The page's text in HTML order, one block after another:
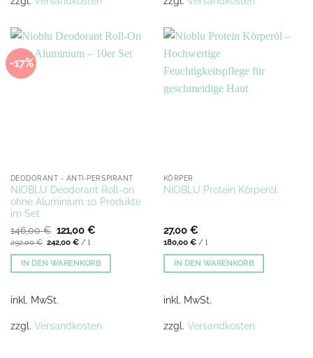
-17%
DEODORANT - ANTI-PERSPIRANT
NIOBLU Deodorant Roll-on
ohne Aluminium 10 Produkte
im Set
146,00€ Ursprünglicher
Preis
war:
146,00 €
121,00 €Aktueller
121,00 €.
292,00€ 242,00€ / l
IN DEN WARENKORB
inkl. MwSt.
zzgl. Versandkosten
KÖRPER
NIOBLU Protein Körperöl
27,00 €
180,00 €/ l
IN DEN WARENKORB
inkl. MwSt.
zzgl. Versandkosten